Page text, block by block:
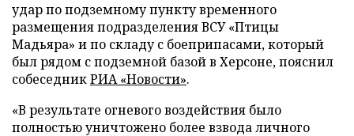
удар по подземному пункту временного
размещения подразделения ВСУ «Птицы
Мадьяра» и по складу с боеприпасами, который
был рядом с подземной базой в Херсоне, пояснил
собеседникРИА «Новости».
«В результате огневого воздействия было
полностью уничтожено более взвода личного